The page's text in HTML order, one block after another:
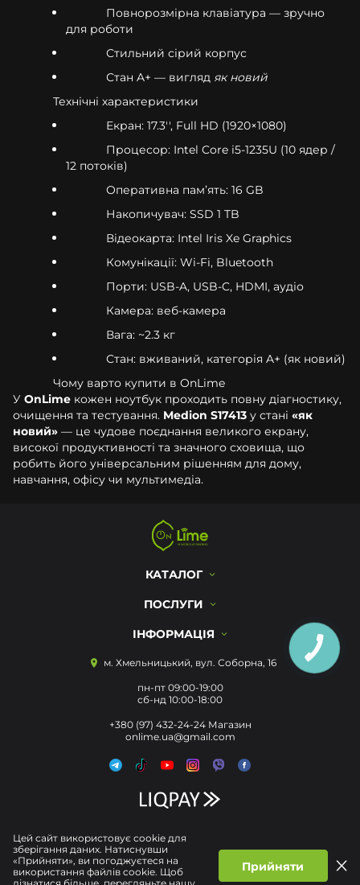
Повнорозмірна клавіатура — зручно
для роботи
Стильний сірий корпус
Стан A+ — вигляд як новий
Технічні характеристики
Екран: 17.3'', Full HD (1920×1080)
Процесор: Intel Core i5-1235U (10 ядер /
12 потоків)
Оперативна памʼять: 16 GB
Накопичувач: SSD 1 TB
Відеокарта: Intel Iris Xe Graphics
Комунікації: Wi-Fi, Bluetooth
Порти: USB-A, USB-C, HDMI, аудіо
Камера: веб-камера
Вага: ~2.3 кг
Стан: вживаний, категорія A+ (як новий)
Чому варто купити в OnLime
У OnLime кожен ноутбук проходить повну діагностику,
очищення та тестування. Medion S17413 у стані «як
новий» — це чудове поєднання великого екрану,
високої продуктивності та значного сховища, що
робить його універсальним рішенням для дому,
навчання, офісу чи мультимедіа.
КАТАЛОГ
ПОСЛУГИ
ІНФОРМАЦІЯ
м. Хмельницький, вул. Соборна, 16
пн-пт 09:00-19:00
сб-нд 10:00-18:00
+380 (97) 432-24-24 Магазин
onlime.ua@gmail.com
Цей сайт використовує cookie для
зберігання даних. Натиснувши
«Прийняти», ви погоджуєтеся на
використання файлів cookie. Щоб
Прийняти